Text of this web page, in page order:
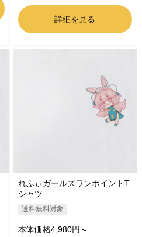
詳細を見る
れふぃガールズワンポイントT
シャツ
送料無料対象
本体価格4,980円～